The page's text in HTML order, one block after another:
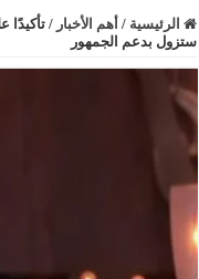
الرئيسية / أهم الأخبار / تأكيدًا
ستزول بدعم الجمهور